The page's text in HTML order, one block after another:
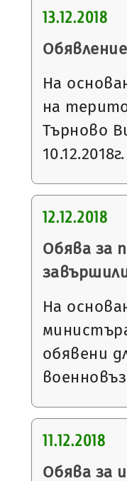
13.12.2018
Обявление
На
на
Търново
12.12.2018
Обява за
На
обявени
11.12.2018
Обява за